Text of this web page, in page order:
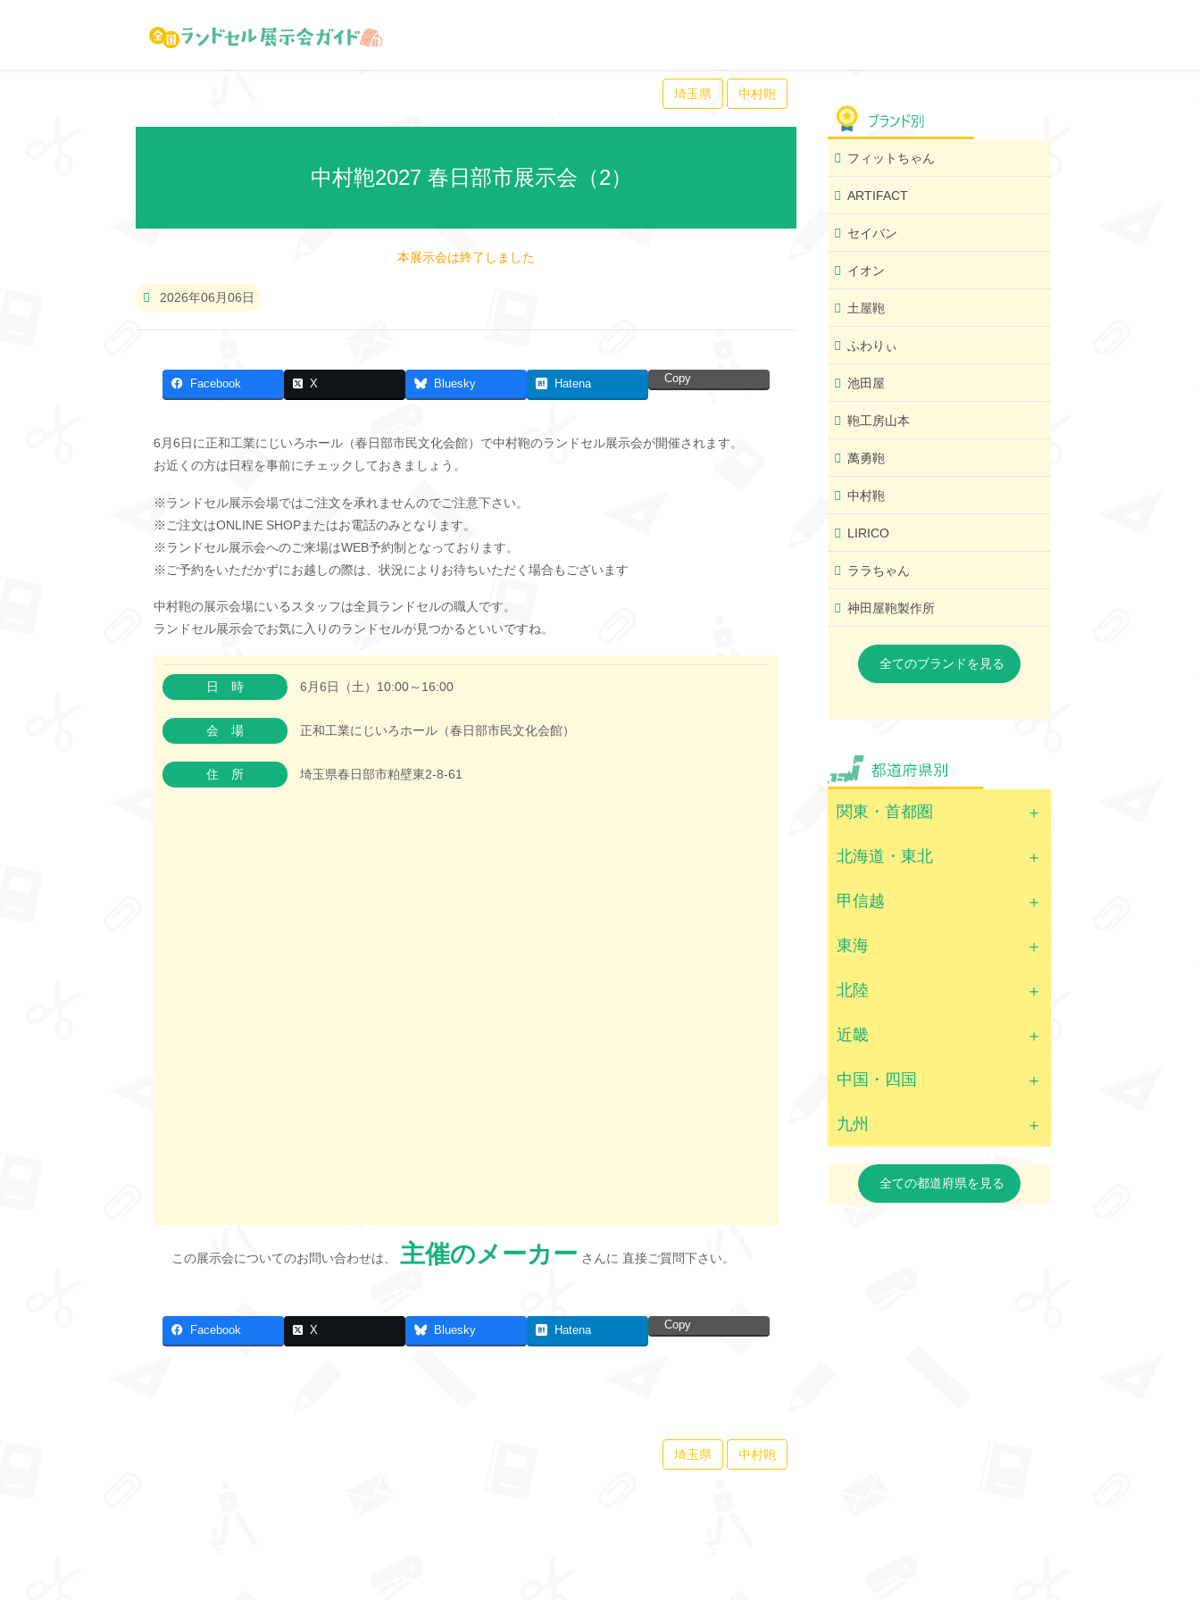
埼玉県 中村鞄
中村鞄2027 春日部市展示会（2）
本展示会は終了しました
2026年06月06日
Facebook X Bluesky Hatena Copy
6月6日に正和工業にじいろホール（春日部市民文化会館）で中村鞄のランドセル展示会が開催されます。
お近くの方は日程を事前にチェックしておきましょう。
※ランドセル展示会場ではご注文を承れませんのでご注意下さい。
※ご注文はONLINE SHOPまたはお電話のみとなります。
※ランドセル展示会へのご来場はWEB予約制となっております。
※ご予約をいただかずにお越しの際は、状況によりお待ちいただく場合もございます
中村鞄の展示会場にいるスタッフは全員ランドセルの職人です。
ランドセル展示会でお気に入りのランドセルが見つかるといいですね。
日時 6月6日（土）10:00～16:00
会場 正和工業にじいろホール（春日部市民文化会館）
住所 埼玉県春日部市粕壁東2-8-61
この展示会についてのお問い合わせは、 主催のメーカー さんに 直接ご質問下さい。
Facebook X Bluesky Hatena Copy
埼玉県 中村鞄
フィットちゃん
ARTIFACT
セイバン
イオン
土屋鞄
ふわりぃ
池田屋
鞄工房山本
萬勇鞄
中村鞄
LIRICO
ララちゃん
神田屋鞄製作所
全てのブランドを見る
関東・首都圏
北海道・東北
甲信越
東海
北陸
近畿
中国・四国
九州
全ての都道府県を見る